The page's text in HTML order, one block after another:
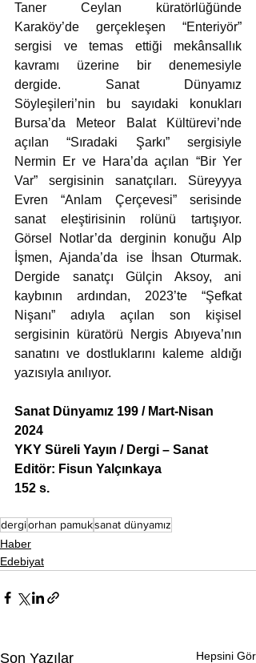
Taner Ceylan küratörlüğünde
Karaköy’de gerçekleşen “Enteriyör”
sergisi ve temas ettiği mekânsallık
kavramı üzerine bir denemesiyle
dergide. Sanat Dünyamız
Söyleşileri’nin bu sayıdaki konukları
Bursa’da Meteor Balat Kültürevi’nde
açılan “Sıradaki Şarkı” sergisiyle
Nermin Er ve Hara’da açılan “Bir Yer
Var” sergisinin sanatçıları. Süreyyya
Evren “Anlam Çerçevesi” serisinde
sanat eleştirisinin rolünü tartışıyor.
Görsel Notlar’da derginin konuğu Alp
İşmen, Ajanda’da ise İhsan Oturmak.
Dergide sanatçı Gülçin Aksoy, ani
kaybının ardından, 2023’te “Şefkat
Nişanı” adıyla açılan son kişisel
sergisinin küratörü Nergis Abıyeva’nın
sanatını ve dostluklarını kaleme aldığı
yazısıyla anılıyor.
Sanat Dünyamız 199 / Mart-Nisan
2024
YKY Süreli Yayın / Dergi – Sanat
Editör: Fisun Yalçınkaya
152 s.
dergiorhan pamuksanat dünyamız
Haber
Edebiyat
Son Yazılar Hepsini Gör